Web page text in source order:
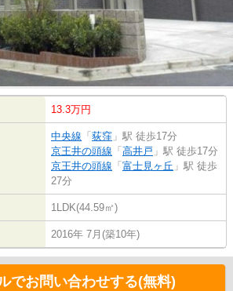
13.3万円
中央線 「 荻窪 」駅 徒歩17分
京王井の頭線 「 高井戸 」駅 徒歩17分
京王井の頭線 「 富士見ヶ丘 」駅 徒歩
27分
1LDK(44.59㎡)
2016年 7月(築10年)
でお問い合わせする(無料)